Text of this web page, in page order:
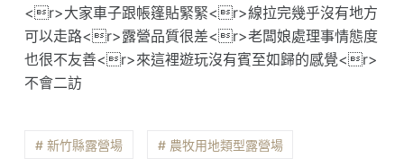
<r>大家車子跟帳篷貼緊緊<r>線拉完幾乎沒有地方
可以走路<r>露營品質很差<r>老闆娘處理事情態度
也很不友善<r>來這裡遊玩沒有賓至如歸的感覺<r>
不會二訪
# 新竹縣露營場 # 農牧用地類型露營場